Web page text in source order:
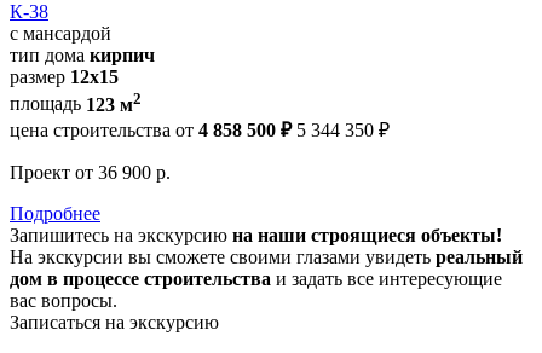
К-38
с мансардой
тип дома кирпич
размер 12х15
площадь 123 м2
цена строительства от 4 858 500 ₽ 5 344 350 ₽
Проект от 36 900 р.
Подробнее
Запишитесь на экскурсию на наши строящиеся объекты!
На экскурсии вы сможете своими глазами увидеть реальный
дом в процессе строительства и задать все интересующие
вас вопросы.
Записаться на экскурсию